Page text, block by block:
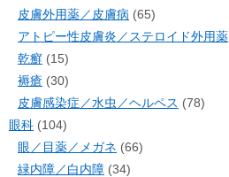
皮膚外用薬／皮膚病 (65)
アトピー性皮膚炎／ステロイド外用薬
乾癬 (15)
褥瘡 (30)
皮膚感染症／水虫／ヘルペス (78)
眼科 (104)
眼／目薬／メガネ (66)
緑内障／白内障 (34)